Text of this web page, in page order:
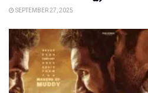
SEPTEMBER 27, 2025